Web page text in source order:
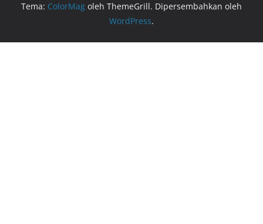
Tema: ColorMag oleh ThemeGrill. Dipersembahkan oleh
WordPress.